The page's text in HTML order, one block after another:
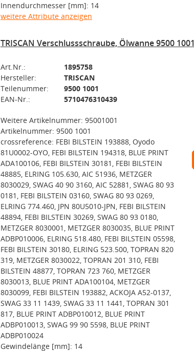
Innendurchmesser [mm]: 14
weitere Attribute anzeigen
TRISCAN Verschlussschraube, Ölwanne 9500 1001
Art.Nr.:
1895758
Hersteller:
TRISCAN
Teilenummer:
9500 1001
EAN-Nr.:
5710476310439
Weitere Artikelnummer: 95001001
Artikelnummer: 9500 1001
crossreference: FEBI BILSTEIN 193888, Oyodo
81U0002-OYO, FEBI BILSTEIN 194318, BLUE PRINT
ADA100106, FEBI BILSTEIN 30181, FEBI BILSTEIN
48885, ELRING 105.630, AIC 51936, METZGER
8030029, SWAG 40 90 3160, AIC 52881, SWAG 80 93
0181, FEBI BILSTEIN 03160, SWAG 80 93 0269,
ELRING 774.460, JPN 80U5010-JPN, FEBI BILSTEIN
48894, FEBI BILSTEIN 30269, SWAG 80 93 0180,
METZGER 8030001, METZGER 8030035, BLUE PRINT
ADBP010006, ELRING 518.480, FEBI BILSTEIN 05598,
FEBI BILSTEIN 30180, ELRING 523.500, TOPRAN 820
319, METZGER 8030022, TOPRAN 201 310, FEBI
BILSTEIN 48877, TOPRAN 723 760, METZGER
8030013, BLUE PRINT ADA100104, METZGER
8030099, FEBI BILSTEIN 193882, ACKOJA A52-0137,
SWAG 33 11 1439, SWAG 33 11 1441, TOPRAN 301
817, BLUE PRINT ADBP010012, BLUE PRINT
ADBP010013, SWAG 99 90 5598, BLUE PRINT
ADBP010024
Gewindelänge [mm]: 14